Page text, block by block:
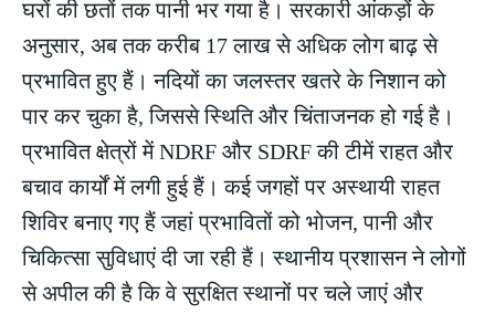
घरों की छतों तक पानी भर गया है। सरकारी आंकड़ों के
अनुसार, अब तक करीब 17 लाख से अधिक लोग बाढ़ से
प्रभावित हुए हैं। नदियों का जलस्तर खतरे के निशान को
पार कर चुका है, जिससे स्थिति और चिंताजनक हो गई है।
प्रभावित क्षेत्रों में NDRF और SDRF की टीमें राहत और
बचाव कार्यों में लगी हुई हैं। कई जगहों पर अस्थायी राहत
शिविर बनाए गए हैं जहां प्रभावितों को भोजन, पानी और
चिकित्सा सुविधाएं दी जा रही हैं। स्थानीय प्रशासन ने लोगों
से अपील की है कि वे सुरक्षित स्थानों पर चले जाएं और